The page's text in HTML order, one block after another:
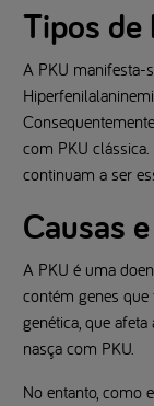
Tipos de
A PKU manifesta-
com PKU
continuam a ser
Causas
A PKU é uma
contém genes
genética, que
nasça com PKU.
No entanto, como